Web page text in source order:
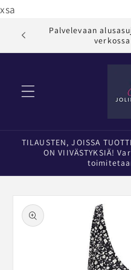
xsa
sisältöönPalvelevaan
TILAUSTEN, JOISSA
ON VIIVÄSTYKSIÄ!
Siirry
tuotetietoihin